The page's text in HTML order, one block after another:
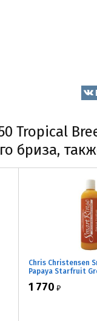
Tropical
бриза,
Chris Christensen
Papaya Starfruit
ароматом папайи
1 770 ₽